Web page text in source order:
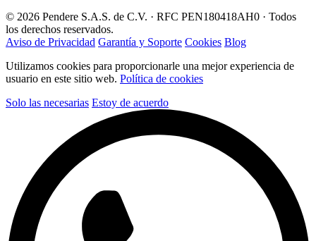
© 2026 Pendere S.A.S. de C.V. · RFC PEN180418AH0 · Todos
los derechos reservados.
Aviso de Privacidad Garantía y Soporte Cookies Blog
Utilizamos cookies para proporcionarle una mejor experiencia de
usuario en este sitio web. Política de cookies
Solo las necesarias Estoy de acuerdo